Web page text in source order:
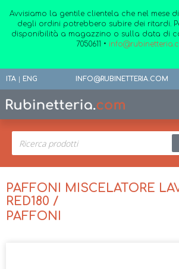
Avvisiamo la gentile clientela che nel mese
degli ordini potrebbero subire dei ritardi.
disponibilità a magazzino o sulla data di
7050611 •
ITA | ENG INFO@RUBINETTERIA.COM
PAFFONI MISCELATORE
RED180 /
PAFFONI